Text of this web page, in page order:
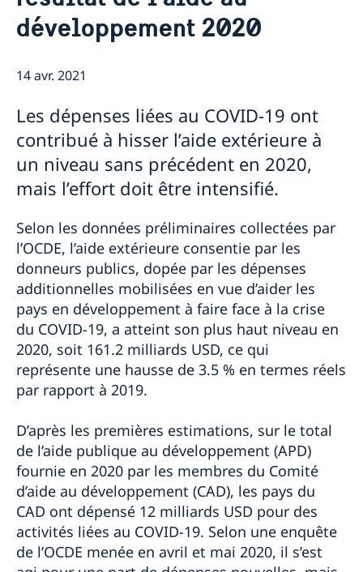
Calendrier des événements
Pays membres de l'OCDE
La Suède et l'UNESCO
Répertoire des Délégations permanentes auprès de
l’UNESCO
diplomatiques
développement 2020
14 avr. 2021
Les dépenses liées au COVID-19 ont
contribué à hisser l’aide extérieure à
un niveau sans précédent en 2020,
mais l’effort doit être intensifié.
Selon les données préliminaires collectées par
l’OCDE, l’aide extérieure consentie par les
donneurs publics, dopée par les dépenses
additionnelles mobilisées en vue d’aider les
pays en développement à faire face à la crise
du COVID-19, a atteint son plus haut niveau en
2020, soit 161.2 milliards USD, ce qui
représente une hausse de 3.5 % en termes réels
par rapport à 2019.
D’après les premières estimations, sur le total
de l’aide publique au développement (APD)
fournie en 2020 par les membres du Comité
d’aide au développement (CAD), les pays du
CAD ont dépensé 12 milliards USD pour des
activités liées au COVID-19. Selon une enquête
de l’OCDE menée en avril et mai 2020, il s’est